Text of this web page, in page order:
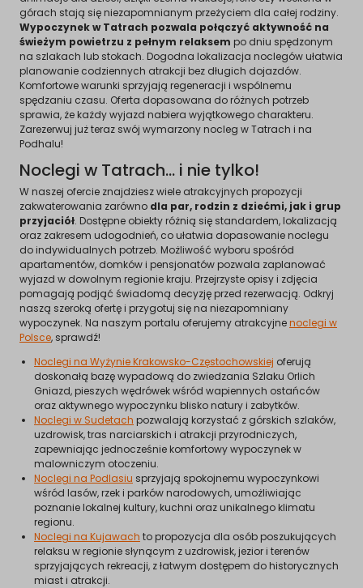
górach stają się niezapomnianym przeżyciem dla całej rodziny.
Wypoczynek w Tatrach pozwala połączyć aktywność na
świeżym powietrzu z pełnym relaksem po dniu spędzonym
na szlakach lub stokach. Dogodna lokalizacja noclegów ułatwia
planowanie codziennych atrakcji bez długich dojazdów.
Komfortowe warunki sprzyjają regeneracji i wspólnemu
spędzaniu czasu. Oferta dopasowana do różnych potrzeb
sprawia, że każdy wyjazd nabiera wyjątkowego charakteru.
Zarezerwuj już teraz swój wymarzony nocleg w Tatrach i na
Podhalu!
Noclegi w Tatrach… i nie tylko!
W naszej ofercie znajdziesz wiele atrakcyjnych propozycji
zakwaterowania zarówno dla par, rodzin z dziećmi, jak i grup
przyjaciół. Dostępne obiekty różnią się standardem, lokalizacją
oraz zakresem udogodnień, co ułatwia dopasowanie noclegu
do indywidualnych potrzeb. Możliwość wyboru spośród
apartamentów, domków i pensjonatów pozwala zaplanować
wyjazd w dowolnym regionie kraju. Przejrzyste opisy i zdjęcia
pomagają podjąć świadomą decyzję przed rezerwacją. Odkryj
naszą szeroką ofertę i przygotuj się na niezapomniany
wypoczynek. Na naszym portalu oferujemy atrakcyjnenoclegi w
Polsce, sprawdź!
Noclegi na Wyżynie Krakowsko-Częstochowskiej oferują
doskonałą bazę wypadową do zwiedzania Szlaku Orlich
Gniazd, pieszych wędrówek wśród wapiennych ostańców
oraz aktywnego wypoczynku blisko natury i zabytków.
Noclegi w Sudetach pozwalają korzystać z górskich szlaków,
uzdrowisk, tras narciarskich i atrakcji przyrodniczych,
zapewniając jednocześnie komfortowy wypoczynek w
malowniczym otoczeniu.
Noclegi na Podlasiu sprzyjają spokojnemu wypoczynkowi
wśród lasów, rzek i parków narodowych, umożliwiając
poznanie lokalnej kultury, kuchni oraz unikalnego klimatu
regionu.
Noclegi na Kujawach to propozycja dla osób poszukujących
relaksu w regionie słynącym z uzdrowisk, jezior i terenów
sprzyjających rekreacji, z łatwym dostępem do historycznych
miast i atrakcji.